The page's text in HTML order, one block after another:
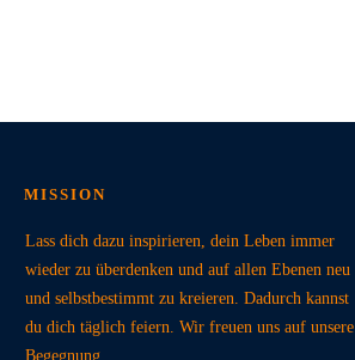
MISSION
Lass dich dazu inspirieren, dein Leben immer
wieder zu überdenken und auf allen Ebenen neu
und selbstbestimmt zu kreieren. Dadurch kannst
du dich täglich feiern. Wir freuen uns auf unsere
Begegnung.